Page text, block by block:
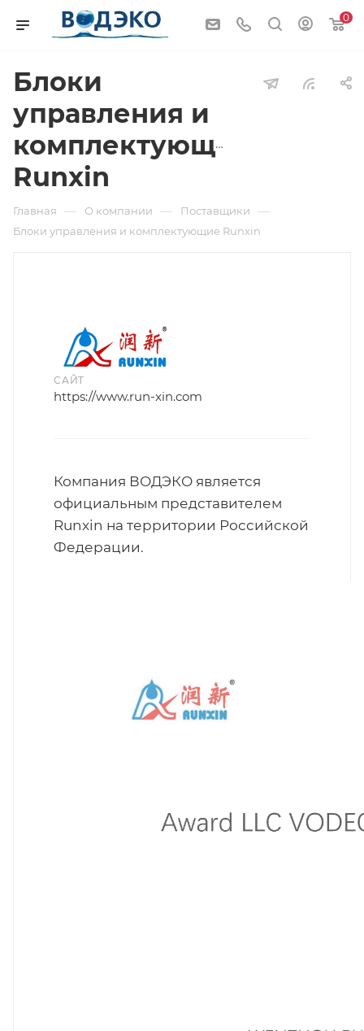
0
Блоки
управления и
комплектующие
Runxin
Главная — О компании — Поставщики —
Блоки управления и комплектующие Runxin
САЙТ
https://www.run-xin.com
Компания ВОДЭКО является
официальным представителем
Runxin на территории Российской
Федерации.